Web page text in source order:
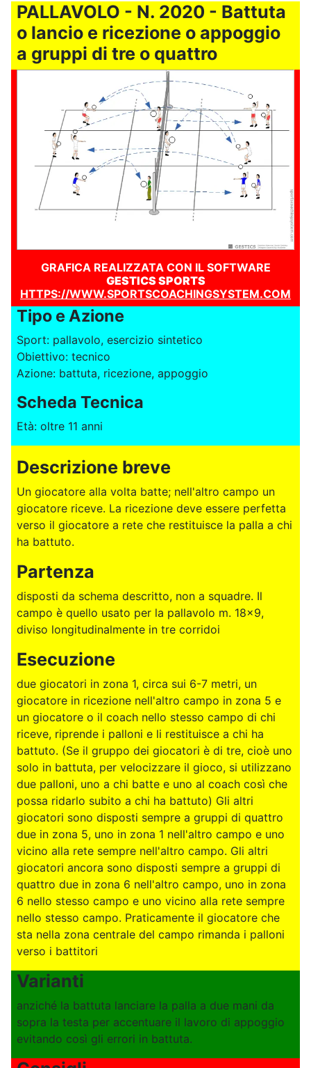
PALLAVOLO - N. 2020 - Battuta
o lancio e ricezione o appoggio
a gruppi di tre o quattro
GRAFICA REALIZZATA CON IL SOFTWARE
GESTICS SPORTS
HTTPS://WWW.SPORTSCOACHINGSYSTEM.COM
Tipo e Azione
Sport: pallavolo, esercizio sintetico
Obiettivo: tecnico
Azione: battuta, ricezione, appoggio
Scheda Tecnica
Età: oltre 11 anni
Descrizione breve
Un giocatore alla volta batte; nell'altro campo un
giocatore riceve. La ricezione deve essere perfetta
verso il giocatore a rete che restituisce la palla a chi
ha battuto.
Partenza
disposti da schema descritto, non a squadre. Il
campo è quello usato per la pallavolo m. 18x9,
diviso longitudinalmente in tre corridoi
Esecuzione
due giocatori in zona 1, circa sui 6-7 metri, un
giocatore in ricezione nell'altro campo in zona 5 e
un giocatore o il coach nello stesso campo di chi
riceve, riprende i palloni e li restituisce a chi ha
battuto. (Se il gruppo dei giocatori è di tre, cioè uno
solo in battuta, per velocizzare il gioco, si utilizzano
due palloni, uno a chi batte e uno al coach così che
possa ridarlo subito a chi ha battuto) Gli altri
giocatori sono disposti sempre a gruppi di quattro
due in zona 5, uno in zona 1 nell'altro campo e uno
vicino alla rete sempre nell'altro campo. Gli altri
giocatori ancora sono disposti sempre a gruppi di
quattro due in zona 6 nell'altro campo, uno in zona
6 nello stesso campo e uno vicino alla rete sempre
nello stesso campo. Praticamente il giocatore che
sta nella zona centrale del campo rimanda i palloni
verso i battitori
Varianti
anziché la battuta lanciare la palla a due mani da
sopra la testa per accentuare il lavoro di appoggio
evitando così gli errori in battuta.